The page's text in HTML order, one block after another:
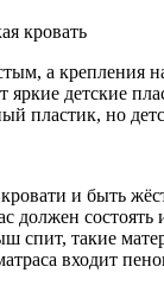
кровать
а крепления
детские
пластик, но
и быть
должен
спит, такие
входит